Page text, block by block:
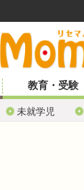
教育・受験
未就学児